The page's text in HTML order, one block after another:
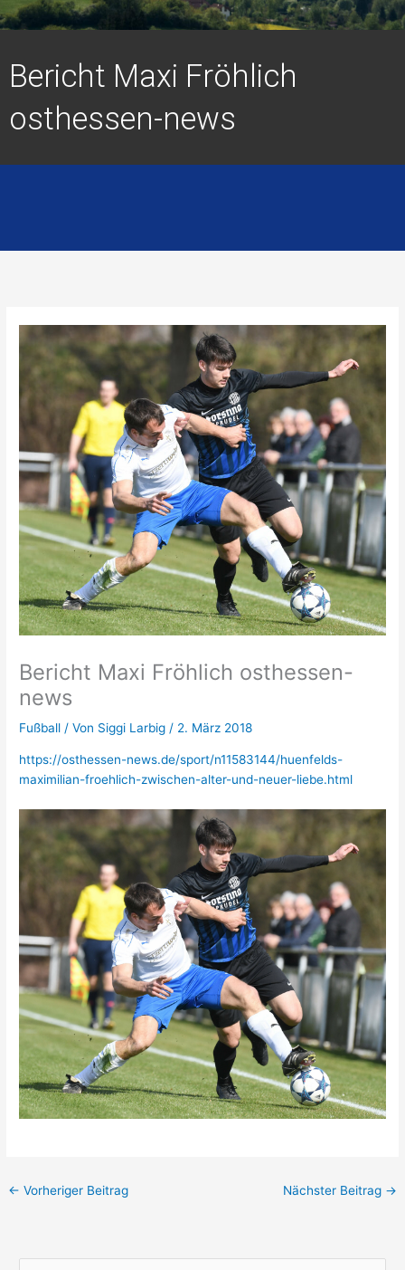
Bericht Maxi Fröhlich
osthessen-news
Bericht Maxi Fröhlich osthessen-
news
Fußball / Von Siggi Larbig / 2. März 2018
https://osthessen-news.de/sport/n11583144/huenfelds-
maximilian-froehlich-zwischen-alter-und-neuer-liebe.html
← Vorheriger Beitrag Nächster Beitrag →